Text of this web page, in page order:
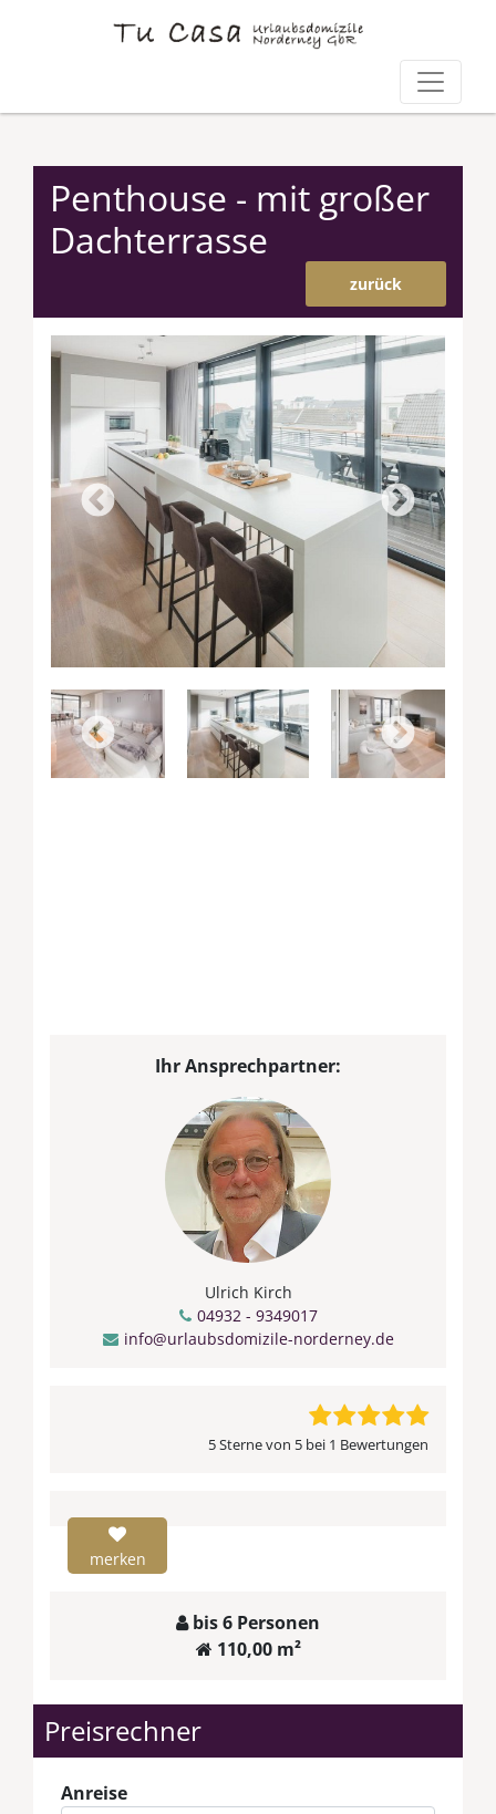
Penthouse - mit großer
Dachterrasse
zurück
Ihr Ansprechpartner:
Ulrich Kirch
04932 - 9349017
info@urlaubsdomizile-norderney.de
5 Sterne von 5 bei 1 Bewertungen
merken
bis 6 Personen
110,00 m²
Preisrechner
Anreise